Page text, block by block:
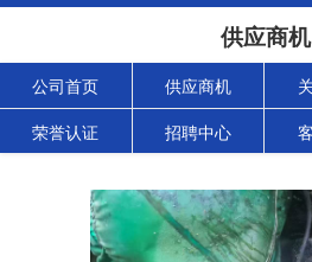
供应商机
公司首页 供应商机
荣誉认证 招聘中心